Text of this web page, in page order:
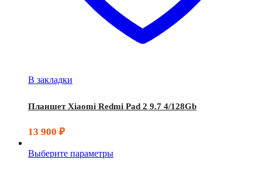
В закладки
Планшет Xiaomi Redmi Pad 2 9.7 4/128Gb
13 900 ₽
Выберите параметры